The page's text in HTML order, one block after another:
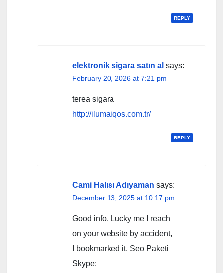
REPLY
elektronik sigara satın al says:
February 20, 2026 at 7:21 pm
terea sigara
http://ilumaiqos.com.tr/
REPLY
Cami Halısı Adıyaman says:
December 13, 2025 at 10:17 pm
Good info. Lucky me I reach
on your website by accident,
I bookmarked it. Seo Paketi
Skype: